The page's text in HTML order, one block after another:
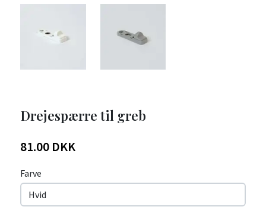
Drejespærre til greb
81.00 DKK
Farve